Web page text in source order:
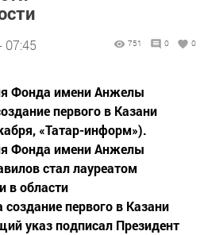
07:45 751 0 0
Фонда имени Анжелы
первого в Казани
«Татар-информ»).
Фонда имени Анжелы
стал лауреатом
в области
создание первого в Казани
указ подписал Президент